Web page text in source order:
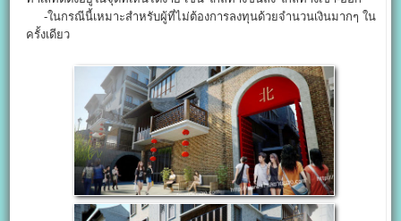
-ในกรณีนี้เหมาะสำหรับผู้ที่ไม่ต้องการลงทุนด้วยจำนวนเงินมากๆ ใน
ครั้งเดียว